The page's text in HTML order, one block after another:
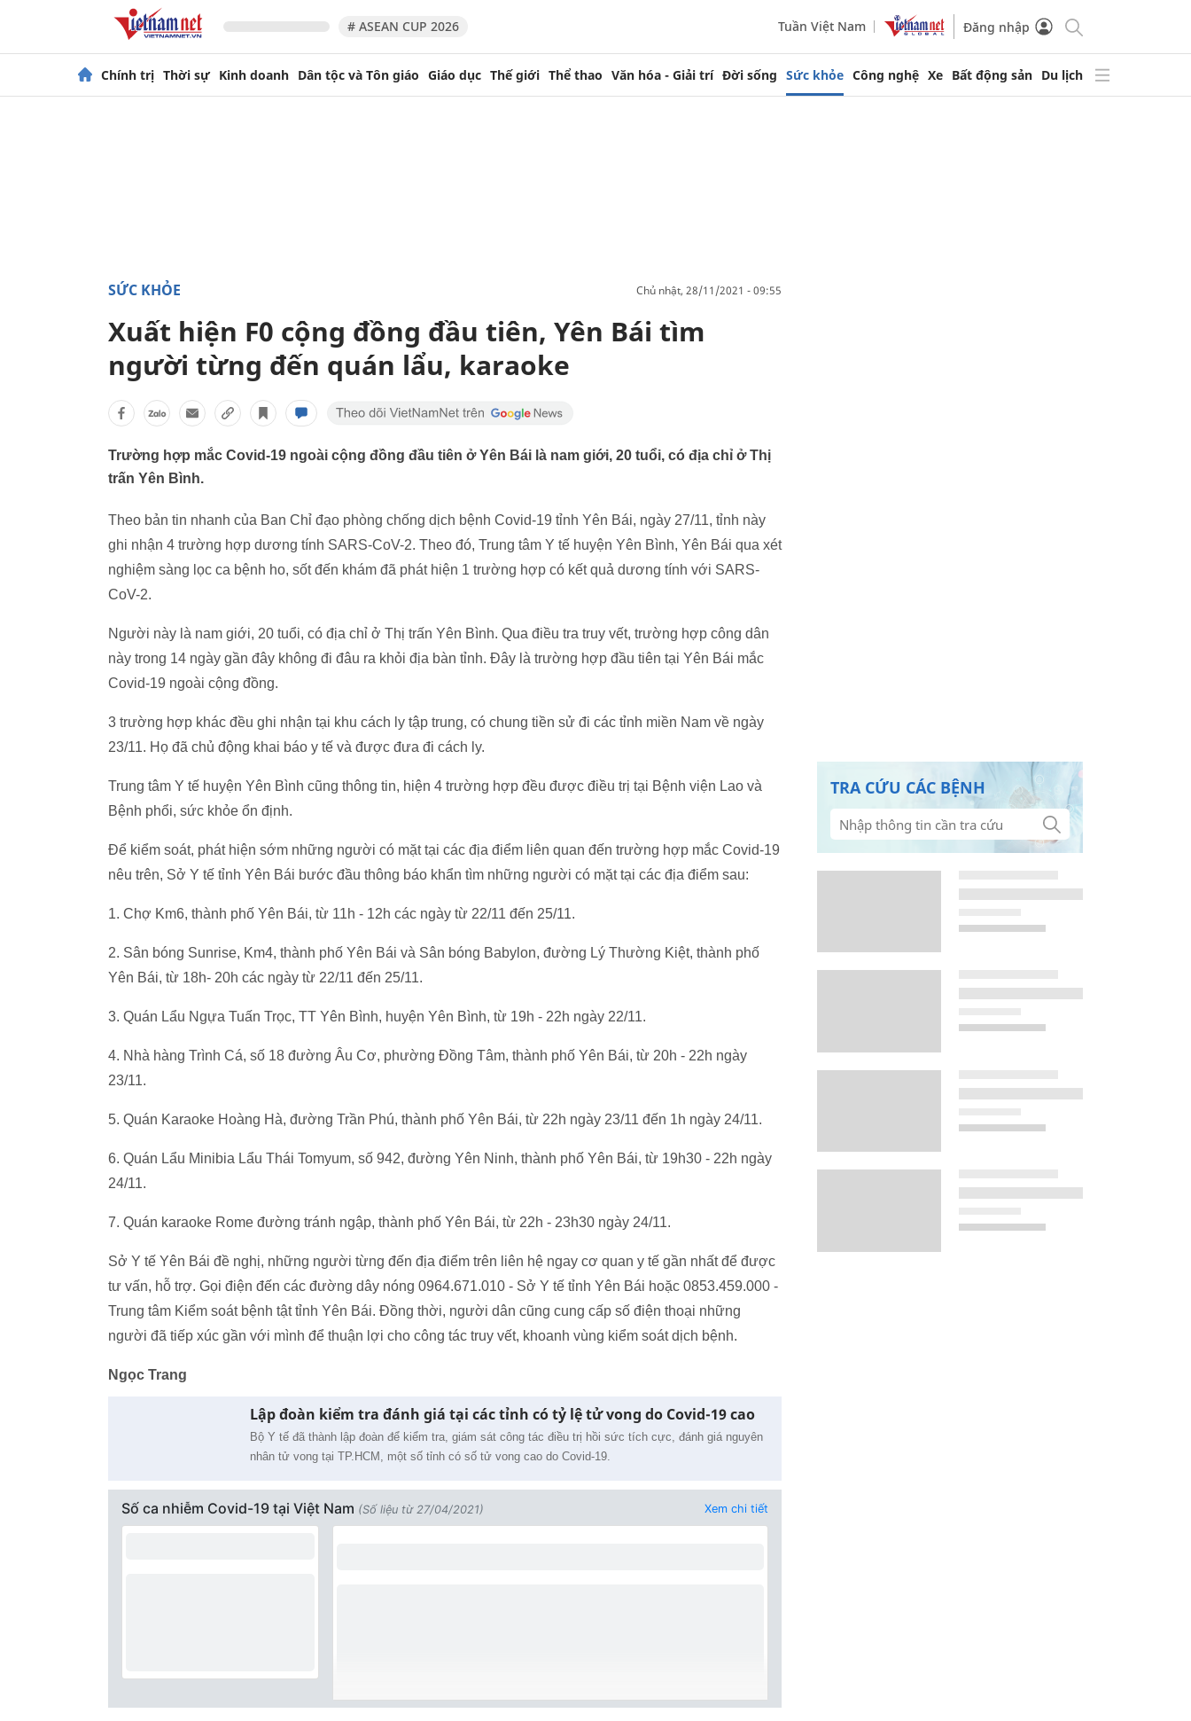
# ASEAN CUP 2026 Tuần Việt Nam Đăng nhập
Chính trị Thời sự Kinh doanh Dân tộc và Tôn giáo Giáo dục Thế giới Thể thao Văn hóa - Giải trí Đời sống Sức khỏe Công nghệ Xe Bất động sản Du lịch
SỨC KHỎE chủ nhật, 28/11/2021 - 09:55
Xuất hiện F0 cộng đồng đầu tiên, Yên Bái tìm
người từng đến quán lẩu, karaoke
Trường hợp mắc Covid-19 ngoài cộng đồng đầu tiên ở Yên Bái là nam giới, 20 tuổi, có địa chỉ ở Thị
trấn Yên Bình.
Theo bản tin nhanh của Ban Chỉ đạo phòng chống dịch bệnh Covid-19 tỉnh Yên Bái, ngày 27/11, tỉnh này
ghi nhận 4 trường hợp dương tính SARS-CoV-2. Theo đó, Trung tâm Y tế huyện Yên Bình, Yên Bái qua xét
nghiệm sàng lọc ca bệnh ho, sốt đến khám đã phát hiện 1 trường hợp có kết quả dương tính với SARS-
CoV-2.
Người này là nam giới, 20 tuổi, có địa chỉ ở Thị trấn Yên Bình. Qua điều tra truy vết, trường hợp công dân
này trong 14 ngày gần đây không đi đâu ra khỏi địa bàn tỉnh. Đây là trường hợp đầu tiên tại Yên Bái mắc
Covid-19 ngoài cộng đồng.
3 trường hợp khác đều ghi nhận tại khu cách ly tập trung, có chung tiền sử đi các tỉnh miền Nam về ngày
23/11. Họ đã chủ động khai báo y tế và được đưa đi cách ly.
Trung tâm Y tế huyện Yên Bình cũng thông tin, hiện 4 trường hợp đều được điều trị tại Bệnh viện Lao và
Bệnh phổi, sức khỏe ổn định.
Để kiểm soát, phát hiện sớm những người có mặt tại các địa điểm liên quan đến trường hợp mắc Covid-19
nêu trên, Sở Y tế tỉnh Yên Bái bước đầu thông báo khẩn tìm những người có mặt tại các địa điểm sau:
1. Chợ Km6, thành phố Yên Bái, từ 11h - 12h các ngày từ 22/11 đến 25/11.
2. Sân bóng Sunrise, Km4, thành phố Yên Bái và Sân bóng Babylon, đường Lý Thường Kiệt, thành phố
Yên Bái, từ 18h- 20h các ngày từ 22/11 đến 25/11.
3. Quán Lẩu Ngựa Tuấn Trọc, TT Yên Bình, huyện Yên Bình, từ 19h - 22h ngày 22/11.
4. Nhà hàng Trình Cá, số 18 đường Âu Cơ, phường Đồng Tâm, thành phố Yên Bái, từ 20h - 22h ngày
23/11.
5. Quán Karaoke Hoàng Hà, đường Trần Phú, thành phố Yên Bái, từ 22h ngày 23/11 đến 1h ngày 24/11.
6. Quán Lẩu Minibia Lẩu Thái Tomyum, số 942, đường Yên Ninh, thành phố Yên Bái, từ 19h30 - 22h ngày
24/11.
7. Quán karaoke Rome đường tránh ngập, thành phố Yên Bái, từ 22h - 23h30 ngày 24/11.
Sở Y tế Yên Bái đề nghị, những người từng đến địa điểm trên liên hệ ngay cơ quan y tế gần nhất để được
tư vấn, hỗ trợ. Gọi điện đến các đường dây nóng 0964.671.010 - Sở Y tế tỉnh Yên Bái hoặc 0853.459.000 -
Trung tâm Kiểm soát bệnh tật tỉnh Yên Bái. Đồng thời, người dân cũng cung cấp số điện thoại những
người đã tiếp xúc gần với mình để thuận lợi cho công tác truy vết, khoanh vùng kiểm soát dịch bệnh.
Ngọc Trang
Lập đoàn kiểm tra đánh giá tại các tỉnh có tỷ lệ tử vong do Covid-19 cao
Bộ Y tế đã thành lập đoàn để kiểm tra, giám sát công tác điều trị hồi sức tích cực, đánh giá nguyên
nhân tử vong tại TP.HCM, một số tỉnh có số tử vong cao do Covid-19.
TRA CỨU CÁC BỆNH